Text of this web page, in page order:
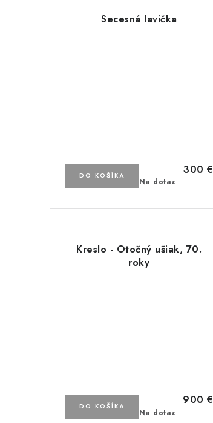
Secesná lavička
Na dotaz
300 €
DO KOŠÍKA
Kreslo - Otočný ušiak, 70.
roky
Na dotaz
900 €
DO KOŠÍKA